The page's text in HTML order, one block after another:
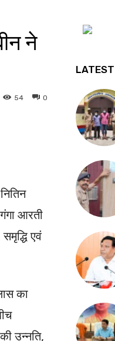
ने
0
54
आरती
एवं
का
उन्नति,